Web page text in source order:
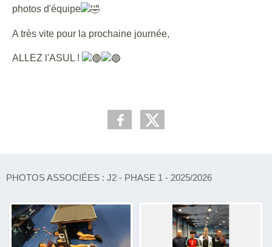
photos d'équipe
A très vite pour la prochaine journée,
ALLEZ l'ASUL !
PHOTOS ASSOCIÉES : J2 - PHASE 1 - 2025/2026